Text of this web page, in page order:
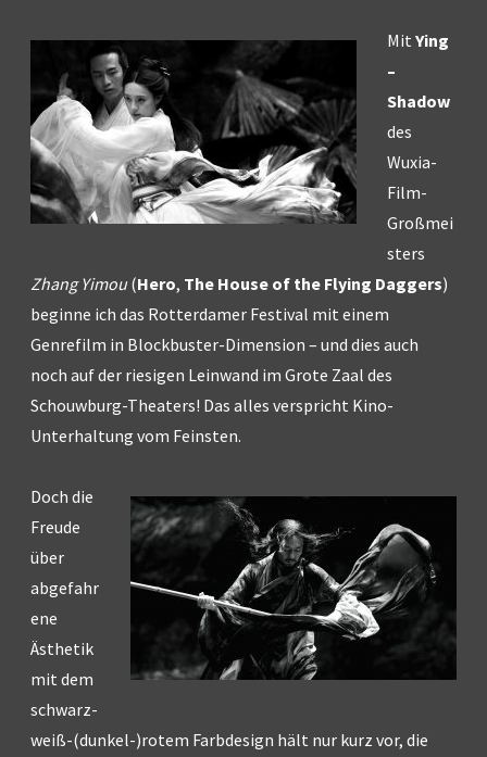
Mit Ying
–
Shadow
des
Wuxia-
Film-
Großmei
sters
Zhang Yimou(Hero, The House of the Flying Daggers)
beginne ich das Rotterdamer Festival mit einem
Genrefilm in Blockbuster-Dimension – und dies auch
noch auf der riesigen Leinwand im Grote Zaal des
Schouwburg-Theaters! Das alles verspricht Kino-
Unterhaltung vom Feinsten.
Doch die
Freude
über
abgefahr
ene
Ästhetik
mit dem
schwarz-
weiß-(dunkel-)rotem Farbdesign hält nur kurz vor, die